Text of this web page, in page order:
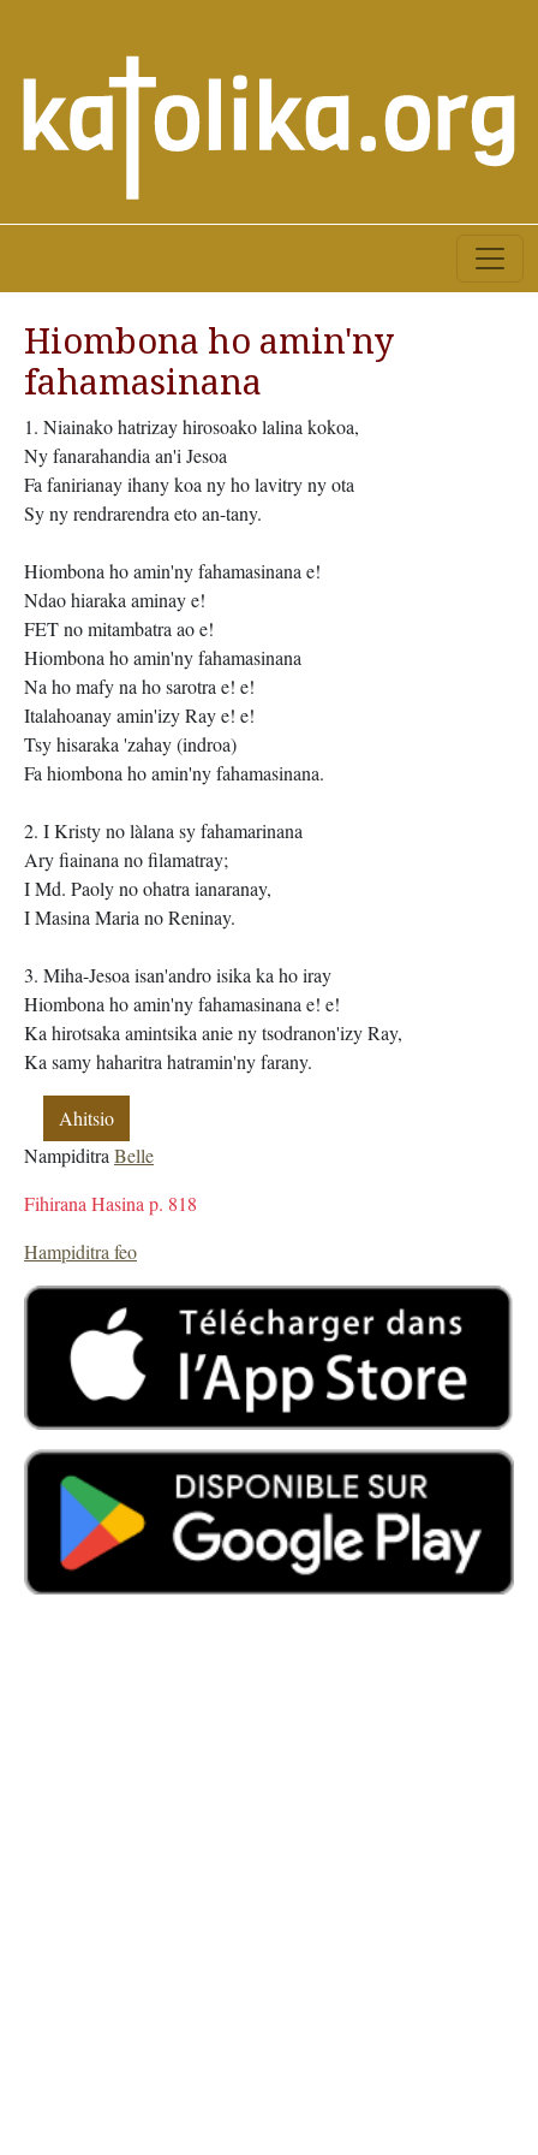
Hiombona ho amin'ny
fahamasinana
1. Niainako hatrizay hirosoako lalina kokoa,
Ny fanarahandia an'i Jesoa
Fa fanirianay ihany koa ny ho lavitry ny ota
Sy ny rendrarendra eto an-tany.
Hiombona ho amin'ny fahamasinana e!
Ndao hiaraka aminay e!
FET no mitambatra ao e!
Hiombona ho amin'ny fahamasinana
Na ho mafy na ho sarotra e! e!
Italahoanay amin'izy Ray e! e!
Tsy hisaraka 'zahay (indroa)
Fa hiombona ho amin'ny fahamasinana.
2. I Kristy no làlana sy fahamarinana
Ary fiainana no filamatray;
I Md. Paoly no ohatra ianaranay,
I Masina Maria no Reninay.
3. Miha-Jesoa isan'andro isika ka ho iray
Hiombona ho amin'ny fahamasinana e! e!
Ka hirotsaka amintsika anie ny tsodranon'izy Ray,
Ka samy haharitra hatramin'ny farany.
Ahitsio
Nampiditra Belle
Fihirana Hasina p. 818
Hampiditra feo